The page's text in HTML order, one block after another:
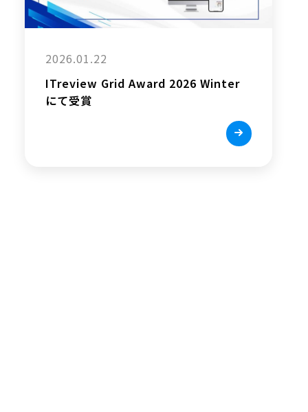
2026.01.22
ITreview Grid Award 2026 Winter
にて受賞